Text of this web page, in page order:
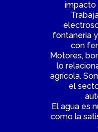
impacto
fontaneria
con
Motores,
lo
agrícola.
el
El agua es
como la